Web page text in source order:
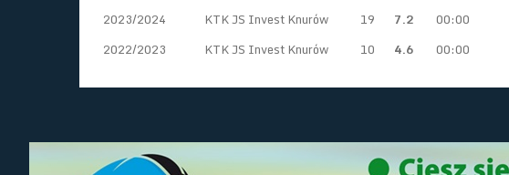
2023/2024
KTK JS Invest Knurów 19 7.2 00:00
2022/2023
KTK JS Invest Knurów 10 4.6 00:00